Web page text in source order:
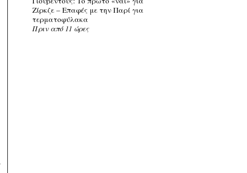
Ζίρκζε – Επαφές με την Παρί για
τερματοφύλακα
Πριν από 11 ώρες